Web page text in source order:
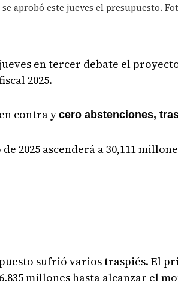
aprobó este jueves el presupuesto.
en tercer debate el
2025.
contra ycero abstenciones,
2025 ascenderá a 30,111
sufrió varios traspiés. El
millones hasta alcanzar el